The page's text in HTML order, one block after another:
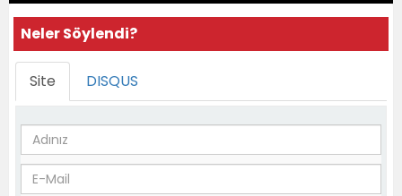
Neler Söylendi?
Site DISQUS